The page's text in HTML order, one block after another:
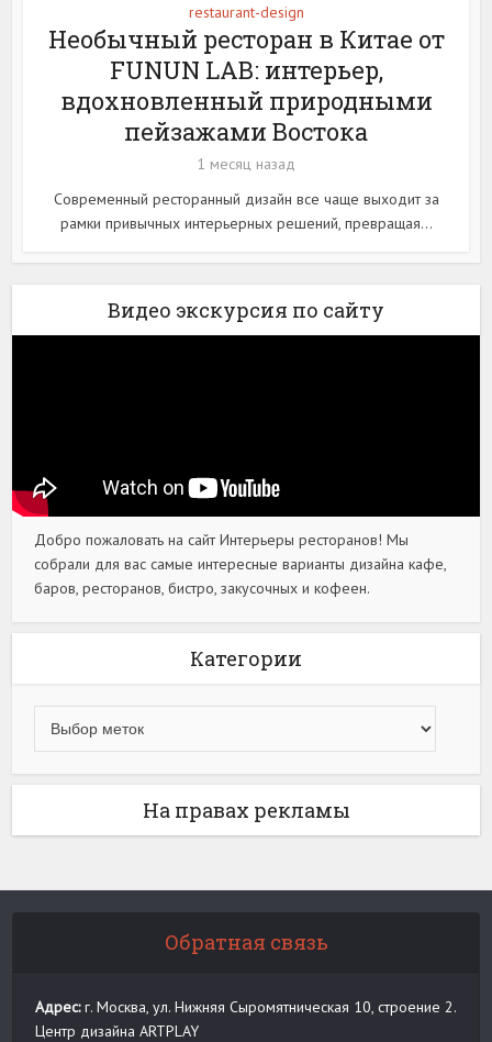
restaurant-design
Необычный ресторан в Китае от
FUNUN LAB: интерьер,
вдохновленный природными
пейзажами Востока
1 месяц назад
Современный ресторанный дизайн все чаще выходит за
рамки привычных интерьерных решений, превращая...
Видео экскурсия по сайту
Добро пожаловать на сайт Интерьеры ресторанов! Мы
собрали для вас самые интересные варианты дизайна кафе,
баров, ресторанов, бистро, закусочных и кофеен.
Категории
На правах рекламы
Обратная связь
Адрес:г. Москва, ул. Нижняя Сыромятническая 10, строение 2.
Центр дизайна ARTPLAY